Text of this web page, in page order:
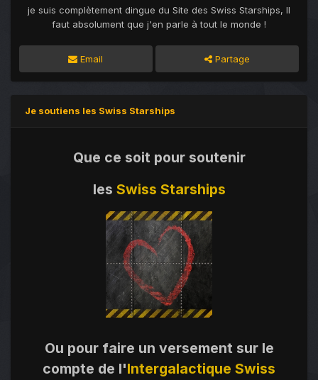
je suis complètement dingue du Site des Swiss Starships, Il
faut absolument que j'en parle à tout le monde !
Email Partage
Je soutiens les Swiss Starships
Que ce soit pour soutenir
les Swiss Starships
Ou pour faire un versement sur le
compte de l'Intergalactique Swiss